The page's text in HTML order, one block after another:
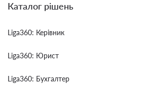
Каталог рішень
Liga360: Керівник
Liga360: Юрист
Liga360: Бухгалтер